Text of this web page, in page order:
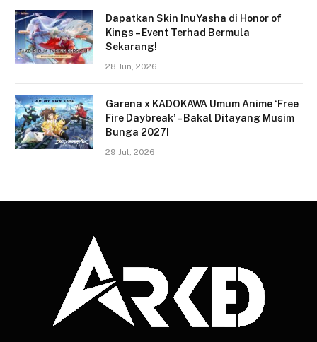
Dapatkan Skin InuYasha di Honor of
Kings – Event Terhad Bermula
Sekarang!
28 Jun, 2026
Garena x KADOKAWA Umum Anime ‘Free
Fire Daybreak’ – Bakal Ditayang Musim
Bunga 2027!
29 Jul, 2026